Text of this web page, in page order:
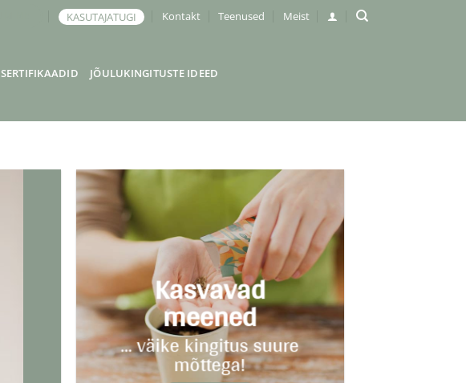
KASUTAJATUGI Kontakt Teenused Meist
SERTIFIKAADID JÕULUKINGITUSTE IDEED
Kasvavad
meened
… väike kingitus suure
mõttega!